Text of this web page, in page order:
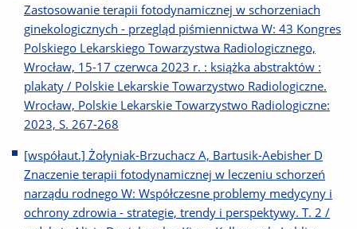
Zastosowanie terapii fotodynamicznej w schorzeniach
ginekologicznych - przegląd piśmiennictwa W: 43 Kongres
Polskiego Lekarskiego Towarzystwa Radiologicznego,
Wrocław, 15-17 czerwca 2023 r. : książka abstraktów :
plakaty / Polskie Lekarskie Towarzystwo Radiologiczne.
Wrocław, Polskie Lekarskie Towarzystwo Radiologiczne:
2023, S. 267-268
[współaut.] Żołyniak-Brzuchacz A, Bartusik-Aebisher D
Znaczenie terapii fotodynamicznej w leczeniu schorzeń
narządu rodnego W: Współczesne problemy medycyny i
ochrony zdrowia - strategie, trendy i perspektywy. T. 2 /